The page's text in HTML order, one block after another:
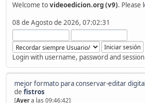
Welcome tovideoedicion.org (v9). Please
08 de Agosto de 2026, 07:02:31
Login with username, password and
mejor formato para conservar-editar
de fistros
[Ayera las 09:46:42]